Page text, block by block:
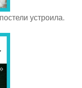
устроила.